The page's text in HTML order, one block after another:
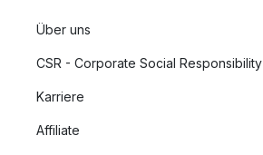
Über uns
CSR - Corporate Social Responsibility
Karriere
Affiliate